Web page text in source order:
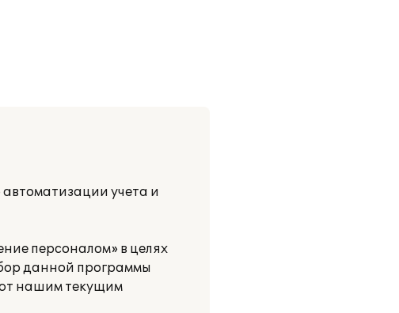
учета и
персоналом» в целях
данной программы
нашим текущим